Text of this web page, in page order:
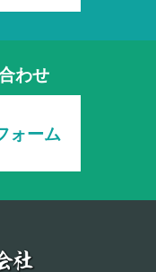
わせ
ォーム